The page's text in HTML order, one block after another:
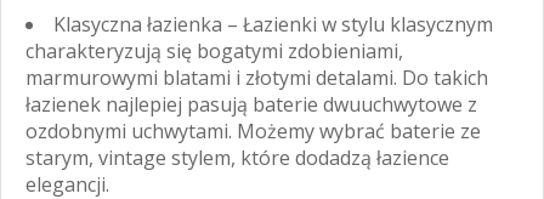
Klasyczna łazienka – Łazienki w stylu klasycznym
charakteryzują się bogatymi zdobieniami,
marmurowymi blatami i złotymi detalami. Do takich
łazienek najlepiej pasują baterie dwuuchwytowe z
ozdobnymi uchwytami. Możemy wybrać baterie ze
starym, vintage stylem, które dodadzą łazience
elegancji.